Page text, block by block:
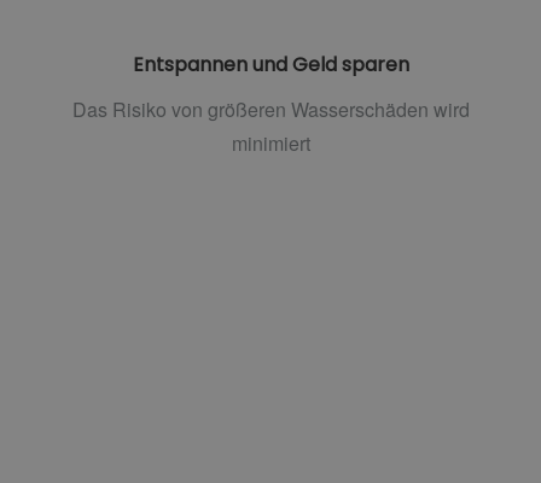
Entspannen und Geld sparen
Das Risiko von größeren Wasserschäden wird
minimiert